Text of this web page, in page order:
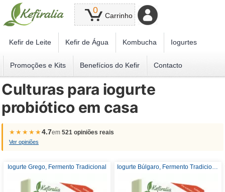
0
Carrinho
Kefir de Leite Kefir de Água Kombucha Iogurtes
Promoções e Kits Benefícios do Kefir Contacto
Culturas para iogurte
probiótico em casa
★★★★★4.7em 521 opiniões reais
Ver opiniões
Iogurte Grego, Fermento Tradicional